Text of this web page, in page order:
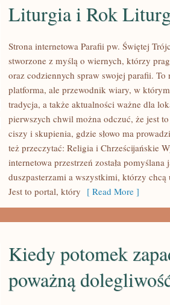
LITURGIA
LITURGICZNY
Liturgia i Rok
Strona internetowa Parafii pw. Świętej
stworzone z myślą o wiernych, którzy
oraz codziennych spraw swojej parafii. To
platforma, ale przewodnik wiary, w
tradycja, a także aktualności ważne dla
pierwszych chwil można odczuć, że jest
ciszy i skupienia, gdzie słowo ma
też przeczytać: Religia i Chrześcijańskie
internetowa przestrzeń została
duszpasterzami a wszystkimi, którzy
Jest to portal, który [ Read More ]
Kiedy potomek
poważną